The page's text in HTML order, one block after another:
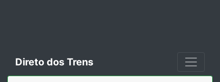
Direto dos Trens